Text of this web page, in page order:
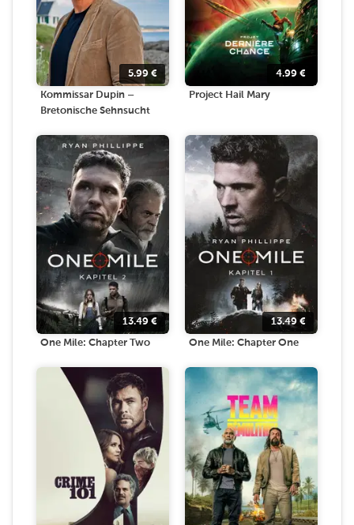
5.99 €
Kommissar Dupin –
Bretonische Sehnsucht
4.99 €
Project Hail Mary
13.49 €
One Mile: Chapter Two
13.49 €
One Mile: Chapter One